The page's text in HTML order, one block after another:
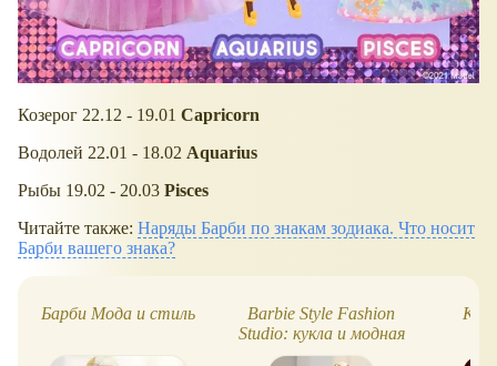
Козерог 22.12 - 19.01 Capricorn
Водолей 22.01 - 18.02 Aquarius
Рыбы 19.02 - 20.03 Pisces
Читайте также: Наряды Барби по знакам зодиака. Что носит
Барби вашего знака?
Барби Мода и стиль
Barbie Style Fashion
Studio: кукла и модная
студия (2022)